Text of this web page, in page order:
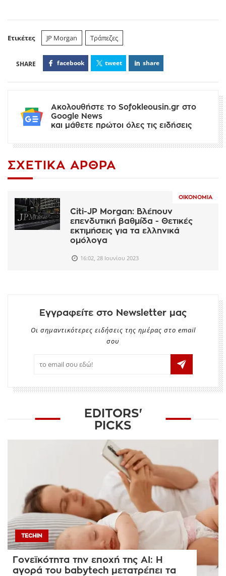
Ετικέτες JP Morgan Τράπεζες
facebook tweet share
Ακολουθήστε το Sofokleousin.gr στο
Google News
και μάθετε πρώτοι όλες τις ειδήσεις
ΣΧΕΤΙΚΆ ΆΡΘΡΑ
ΟΙΚΟΝΟΜΊΑ
Citi-JP Morgan: Βλέπουν
επενδυτική βαθμίδα - Θετικές
εκτιμήσεις για τα ελληνικά
ομόλογα
16:02, 28 Ιουνίου 2023
Εγγραφείτε στο Newsletter μας
Οι σημαντικότερες ειδήσεις της ημέρας στο email
σου
EDITORS'
PICKS
TECHIN
Γονεϊκότητα την εποχή της AI: Η
αγορά του babytech μετατρέπει τα